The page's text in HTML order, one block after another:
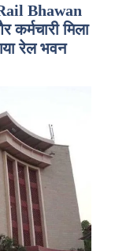
Bhawan
मिला
रेल भवन